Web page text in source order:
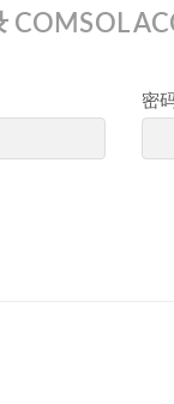
COMSOL
密